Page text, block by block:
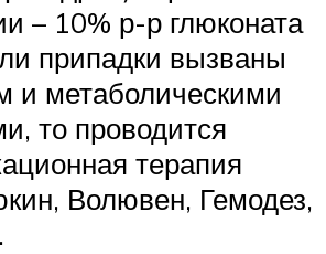
– 10% р-р глюконата
припадки вызваны
и метаболическими
то проводится
терапия
Волювен, Гемодез,